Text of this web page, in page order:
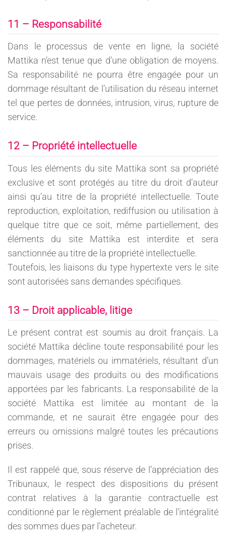
11 – Responsabilité
Dans le processus de vente en ligne, la société
Mattika n’est tenue que d’une obligation de moyens.
Sa responsabilité ne pourra être engagée pour un
dommage résultant de l’utilisation du réseau internet
tel que pertes de données, intrusion, virus, rupture de
service.
12 – Propriété intellectuelle
Tous les éléments du site Mattika sont sa propriété
exclusive et sont protégés au titre du droit d’auteur
ainsi qu’au titre de la propriété intellectuelle. Toute
reproduction, exploitation, rediffusion ou utilisation à
quelque titre que ce soit, même partiellement, des
éléments du site Mattika est interdite et sera
sanctionnée au titre de la propriété intellectuelle.
Toutefois, les liaisons du type hypertexte vers le site
sont autorisées sans demandes spécifiques.
13 – Droit applicable, litige
Le présent contrat est soumis au droit français. La
société Mattika décline toute responsabilité pour les
dommages, matériels ou immatériels, résultant d’un
mauvais usage des produits ou des modifications
apportées par les fabricants. La responsabilité de la
société Mattika est limitée au montant de la
commande, et ne saurait être engagée pour des
erreurs ou omissions malgré toutes les précautions
prises.
Il est rappelé que, sous réserve de l’appréciation des
Tribunaux, le respect des dispositions du présent
contrat relatives à la garantie contractuelle est
conditionné par le règlement préalable de l’intégralité
des sommes dues par l’acheteur.